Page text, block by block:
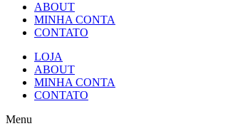
ABOUT
MINHA CONTA
CONTATO
LOJA
ABOUT
MINHA CONTA
CONTATO
Menu